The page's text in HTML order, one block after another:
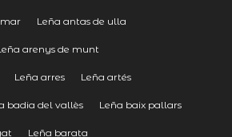
Leña antas de ulla
arenys de munt
Leña arres Leña artés
badia del vallès Leña baix pallars
Leña barata